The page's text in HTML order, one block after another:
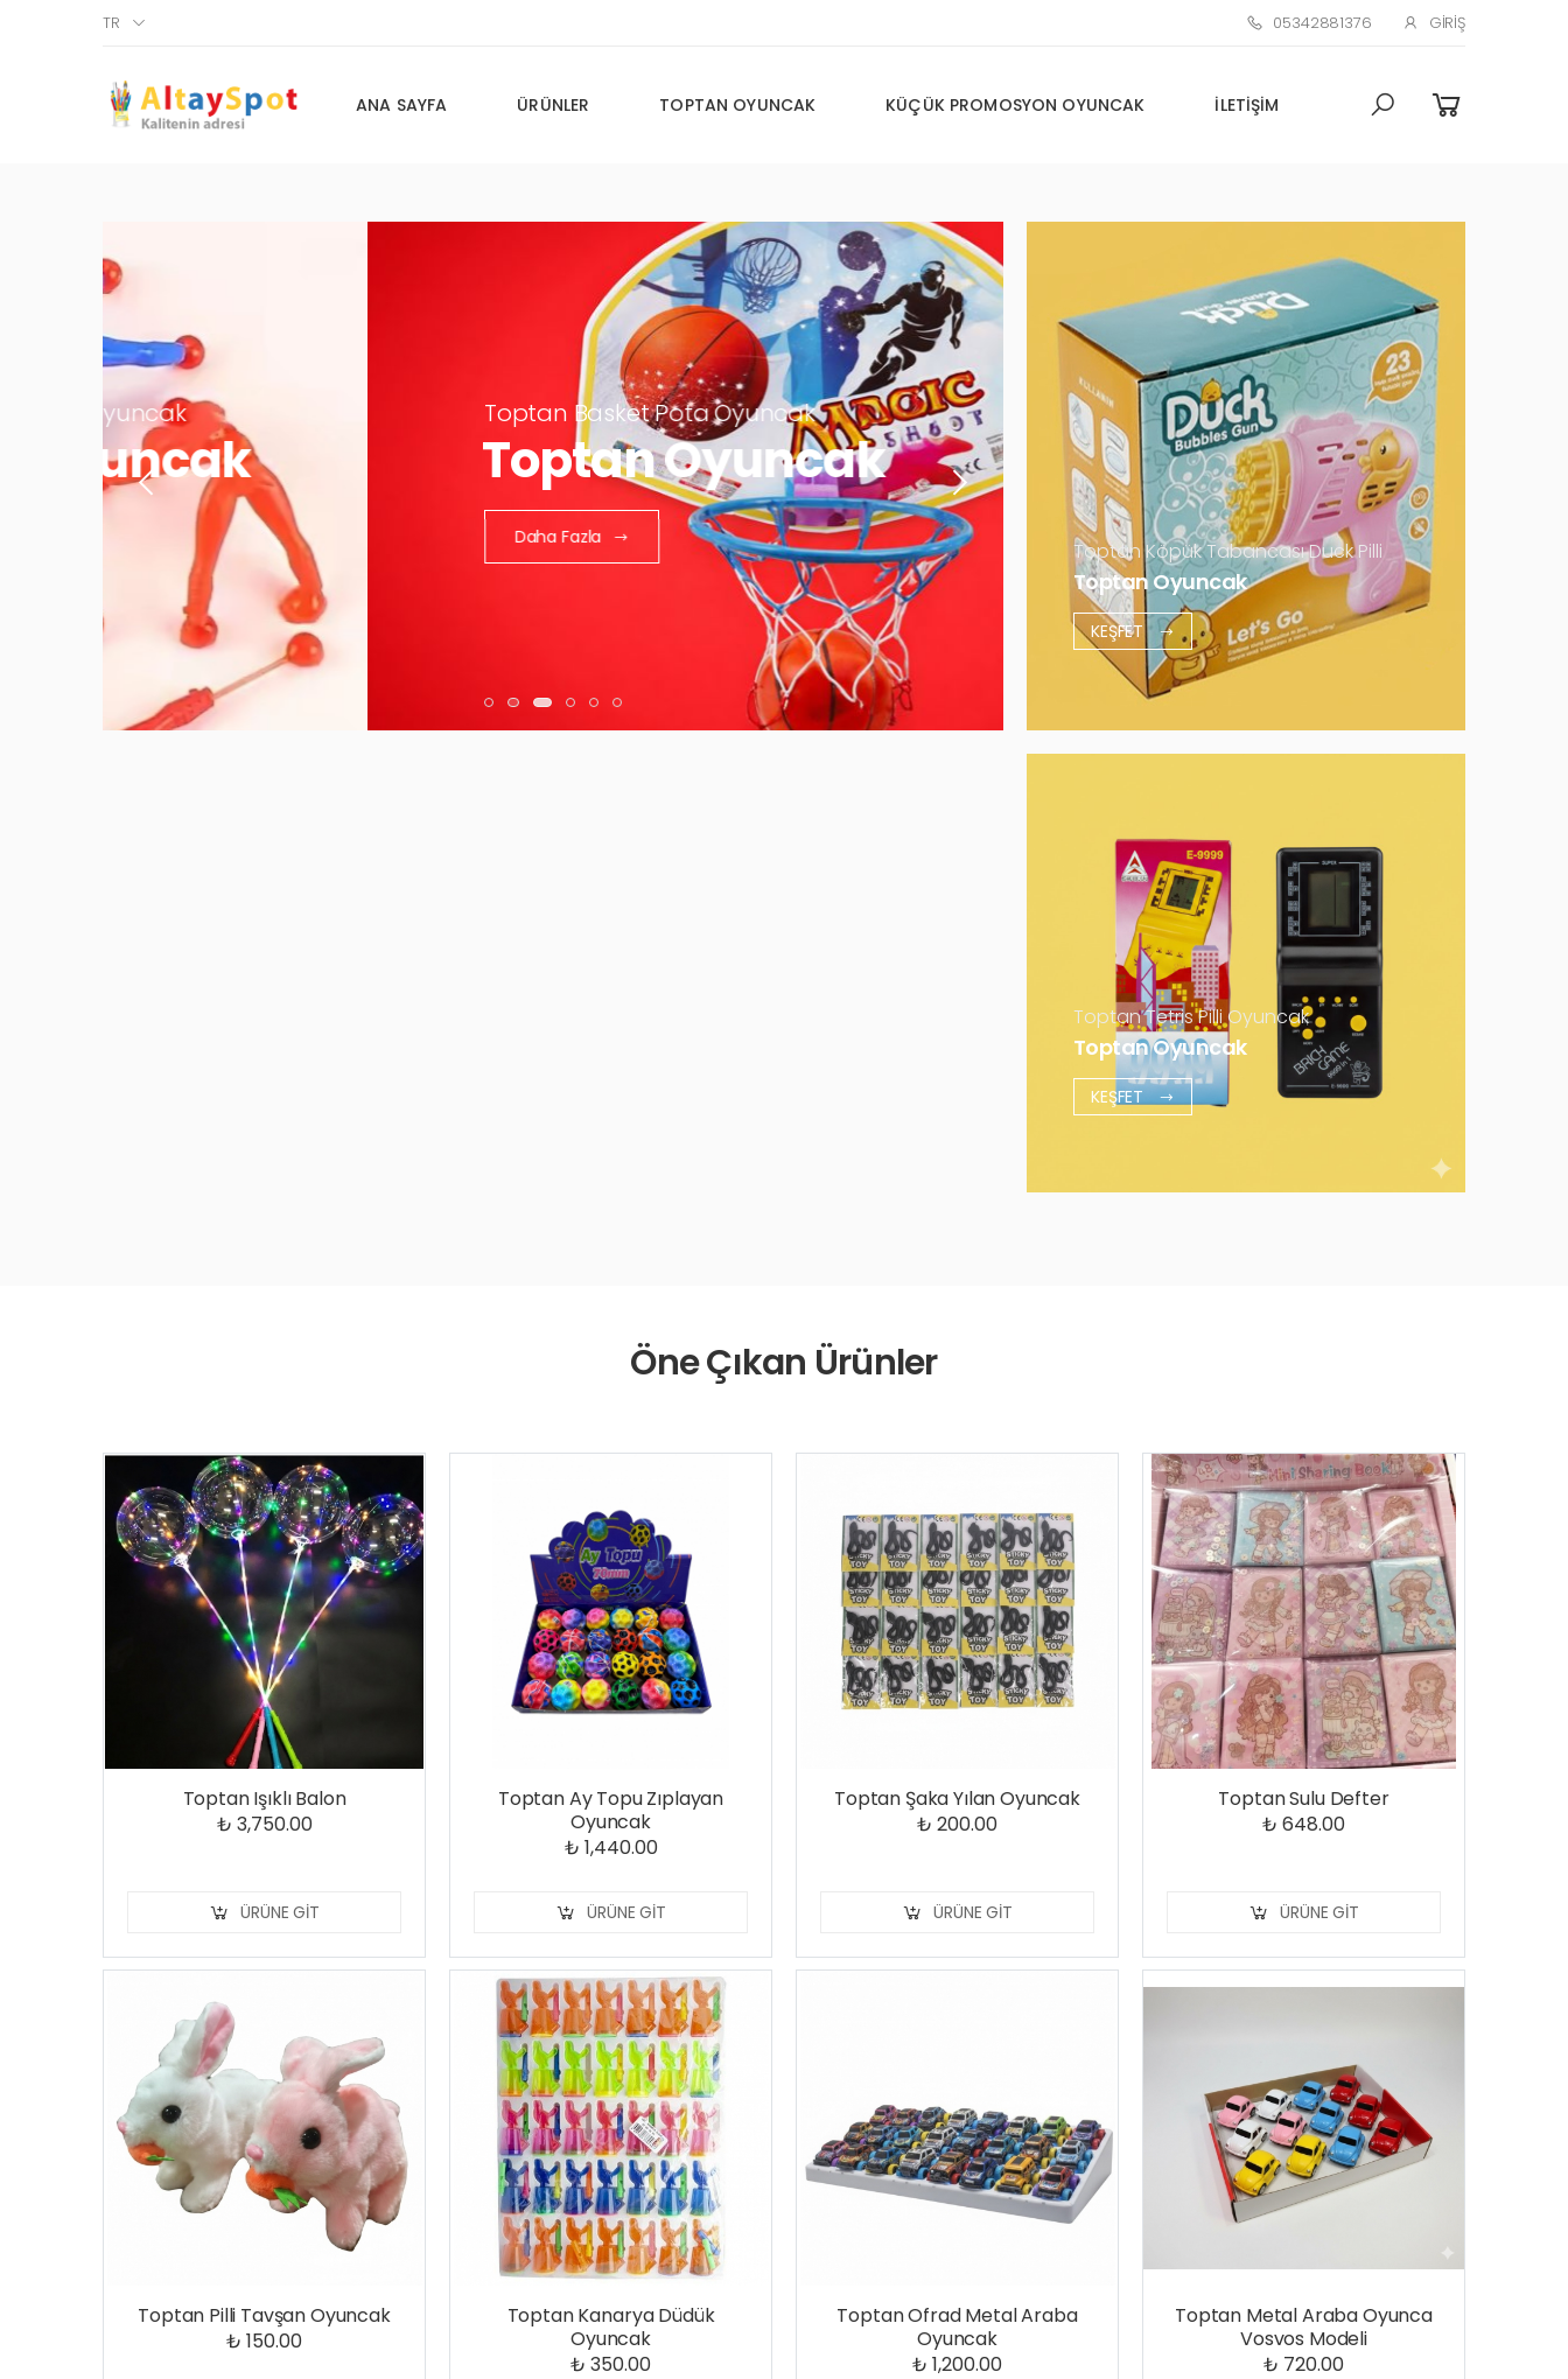
TR 05342881376 GIRIŞ
ANA SAYFA ÜRÜNLER TOPTAN OYUNCAK KÜÇÜK PROMOSYON OYUNCAK İLETIŞIM
Toptan Basket Pota Oyuncak
Toptan Oyuncak
Daha Fazla
Toptan Oyuncak Çim adam
Küçük
Daha Fazla
Toptan Köpük Tabancası Duck Pilli
Toptan Oyuncak
KEŞFET
Toptan Tetris Pilli Oyuncak
Toptan Oyuncak
KEŞFET
Öne Çıkan Ürünler
Toptan Işıklı Balon
₺ 3,750.00
ÜRÜNE GIT
Toptan Ay Topu Zıplayan
Oyuncak
₺ 1,440.00
ÜRÜNE GIT
Toptan Şaka Yılan Oyuncak
₺ 200.00
ÜRÜNE GIT
Toptan Sulu Defter
₺ 648.00
ÜRÜNE GIT
Toptan Pilli Tavşan Oyuncak
₺ 150.00
Toptan Kanarya Düdük
Oyuncak
₺ 350.00
Toptan Ofrad Metal Araba
Oyuncak
₺ 1,200.00
Toptan Metal Araba Oyunca
Vosvos Modeli
₺ 720.00